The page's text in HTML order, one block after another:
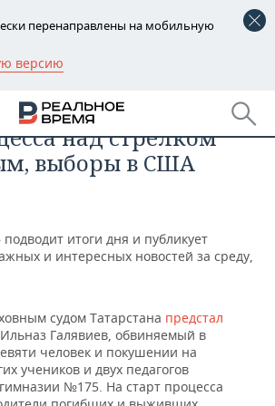
перенаправлены на мобильную
версию
ДОХОДАХ
ПФО
операция «Херсон»,
над стрелком
выборы в США
итоги дня и публикует
и интересных новостей за среду,
судом Татарстана предстал
Галявиев, обвиняемый в
человек и покушении на
учеников и двух педагогов
№175. На старт процесса